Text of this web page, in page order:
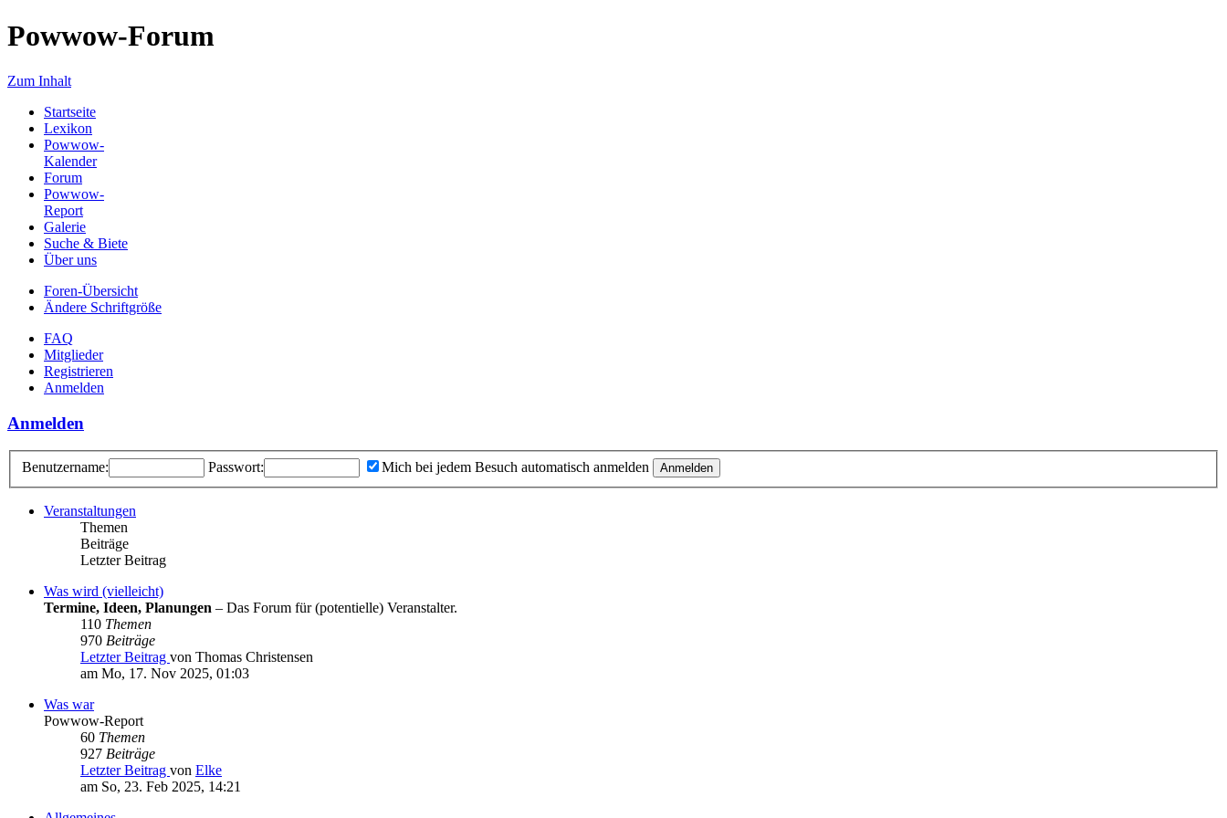
Powwow-Forum
Zum Inhalt
Startseite
Lexikon
Powwow-
Kalender
Forum
Powwow-
Report
Galerie
Suche & Biete
Über uns
Foren-Übersicht
Ändere Schriftgröße
FAQ
Mitglieder
Registrieren
Anmelden
Anmelden
Benutzername: Passwort: Mich bei jedem Besuch automatisch anmelden
Veranstaltungen
Themen
Beiträge
Letzter Beitrag
Was wird (vielleicht)
Termine, Ideen, Planungen – Das Forum für (potentielle) Veranstalter.
110 Themen
970 Beiträge
Letzter Beitrag von Thomas Christensen
am Mo, 17. Nov 2025, 01:03
Was war
Powwow-Report
60 Themen
927 Beiträge
Letzter Beitrag von Elke
am So, 23. Feb 2025, 14:21